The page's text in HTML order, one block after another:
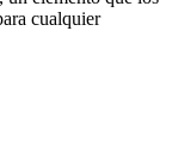
cualquier